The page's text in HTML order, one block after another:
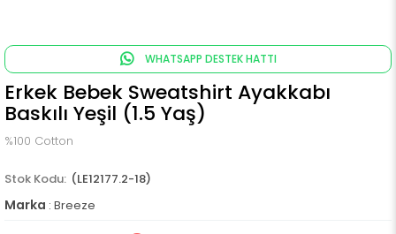
WHATSAPP DESTEK HATTI
Erkek Bebek Sweatshirt Ayakkabı
Baskılı Yeşil (1.5 Yaş)
%100 Cotton
(LE12177.2-18)
Marka : Breeze